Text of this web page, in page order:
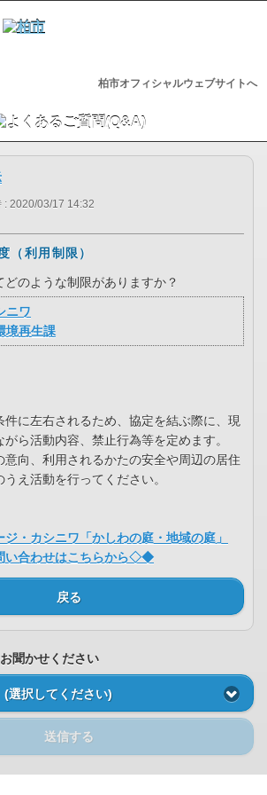
柏市オフィシャルウェブサイトへ
: 2020/03/17 14:32
（利用制限）
のような制限がありますか？
ニワ
境再生課
件に左右されるため、協定を結ぶ際に、現
ら活動内容、禁止行為等を定めます。
意向、利用されるかたの安全や周辺の居住
え活動を行ってください。
・カシニワ「かしわの庭・地域の庭」
合わせはこちらから◇◆
戻る
聞かせください
(選択してください)
送信する